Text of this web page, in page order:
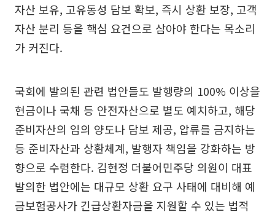
자산 보유, 고유동성 담보 확보, 즉시 상환 보장, 고객
자산 분리 등을 핵심 요건으로 삼아야 한다는 목소리
가 커진다.
국회에 발의된 관련 법안들도 발행량의 100% 이상을
현금이나 국채 등 안전자산으로 별도 예치하고, 해당
준비자산의 임의 양도나 담보 제공, 압류를 금지하는
등 준비자산과 상환체계, 발행자 책임을 강화하는 방
향으로 수렴한다. 김현정 더불어민주당 의원이 대표
발의한 법안에는 대규모 상환 요구 사태에 대비해 예
금보험공사가 긴급상환자금을 지원할 수 있는 법적